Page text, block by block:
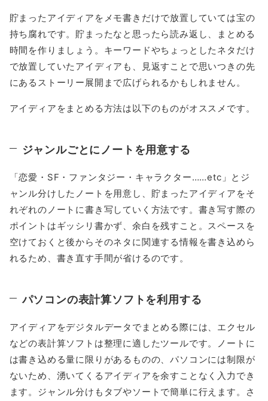
貯まったアイディアをメモ書きだけで放置していては宝の
持ち腐れです。貯まったなと思ったら読み返し、まとめる
時間を作りましょう。キーワードやちょっとしたネタだけ
で放置していたアイディアも、見返すことで思いつきの先
にあるストーリー展開まで広げられるかもしれません。
アイディアをまとめる方法は以下のものがオススメです。
ジャンルごとにノートを用意する
「恋愛・SF・ファンタジー・キャラクター……etc」とジ
ャンル分けしたノートを用意し、貯まったアイディアをそ
れぞれのノートに書き写していく方法です。書き写す際の
ポイントはギッシリ書かず、余白を残すこと。スペースを
空けておくと後からそのネタに関連する情報を書き込めら
れるため、書き直す手間が省けるのです。
パソコンの表計算ソフトを利用する
アイディアをデジタルデータでまとめる際には、エクセル
などの表計算ソフトは整理に適したツールです。ノートに
は書き込める量に限りがあるものの、パソコンには制限が
ないため、湧いてくるアイディアを余すことなく入力でき
ます。ジャンル分けもタブやソートで簡単に行えます。さ